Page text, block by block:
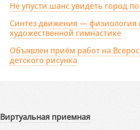
Не упусти шанс увидеть город
Синтез движения — физиология
художественной гимнастике
Объявлен приём работ на
детского рисунка
Виртуальная приемная